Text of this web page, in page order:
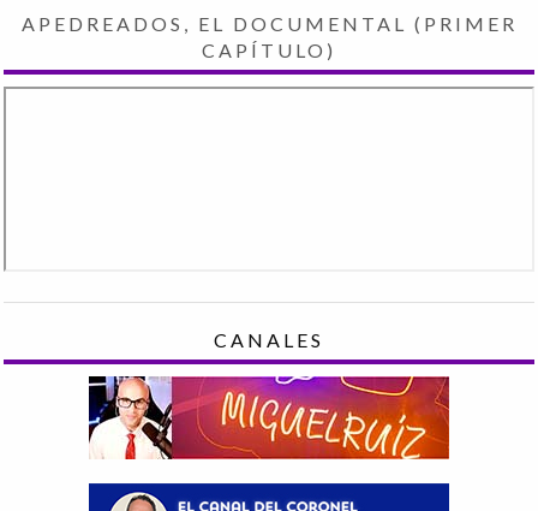
APEDREADOS, EL DOCUMENTAL (PRIMER
CAPÍTULO)
CANALES